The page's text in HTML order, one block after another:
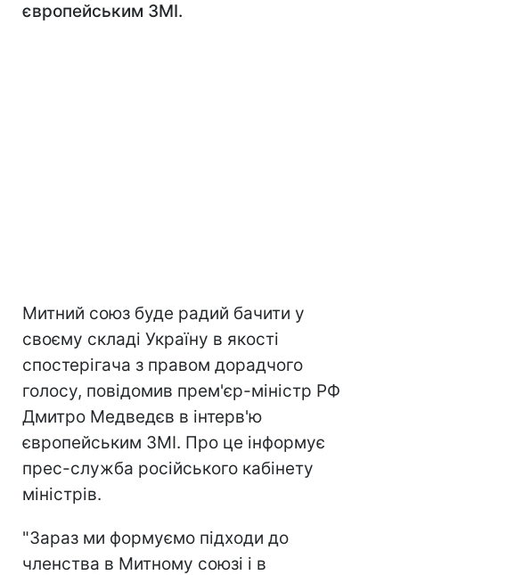
європейським ЗМІ.
Митний союз буде радий бачити у
своєму складі Україну в якості
спостерігача з правом дорадчого
голосу, повідомив прем'єр-міністр РФ
Дмитро Медведєв в інтерв'ю
європейським ЗМІ. Про це інформує
прес-служба російського кабінету
міністрів.
"Зараз ми формуємо підходи до
членства в Митному союзі і в